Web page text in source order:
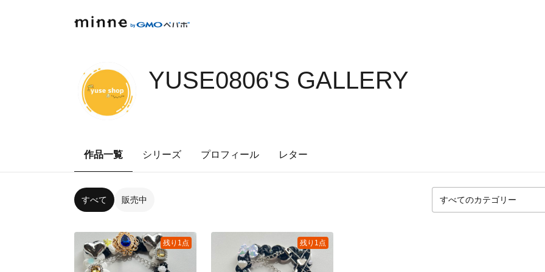
YUSE0806'S GALLERY
作品一覧 シリーズ プロフィール レター
すべて 販売中
残り1点 残り1点